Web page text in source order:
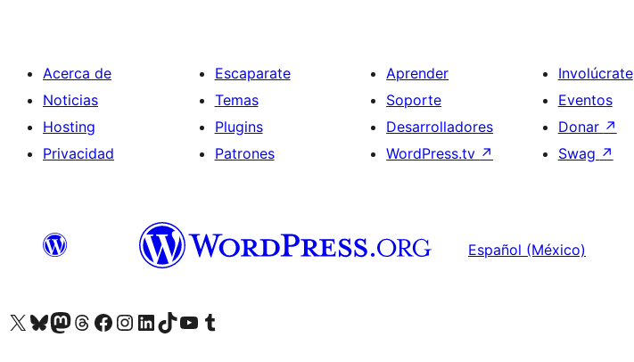
Acerca de
Noticias
Hosting
Privacidad
Escaparate
Temas
Plugins
Patrones
Aprender
Soporte
Desarrolladores
WordPress.tv ↗
Involúcrate
Eventos
Donar ↗
Swag ↗
Español (México)
Visita nuestra cuenta de X (anteriormente Twitter)
Visita nuestra cuenta de Bluesky
Visita nuestra cuenta de Mastodon
Visita nuestra cuenta de Threads
Visita nuestra página de Facebook
Visita nuestra cuenta de Instagram
Visita nuestra cuenta de LinkedIn
Visita nuestra cuenta de TikTok
Visita nuestro canal de YouTube
Visita nuestra cuenta de Tumblr